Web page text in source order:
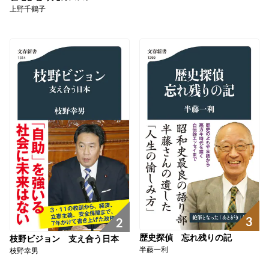
上野千鶴子
2
枝野ビジョン 支え合う日本
枝野幸男
3
歴史探偵 忘れ残りの記
半藤一利